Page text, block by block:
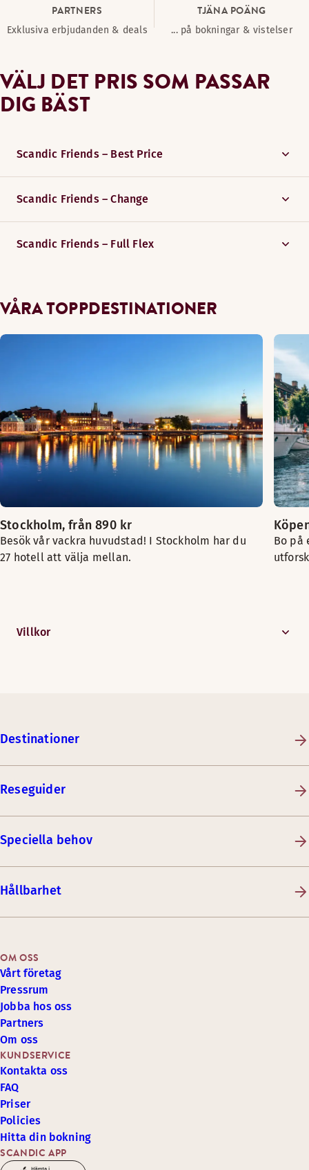
PARTNERS
Exklusiva erbjudanden & deals
TJÄNA POÄNG
... på bokningar & vistelser
VÄLJ DET PRIS SOM PASSAR
DIG BÄST
Scandic Friends – Best Price
Scandic Friends – Change
Scandic Friends – Full Flex
VÅRA TOPPDESTINATIONER
Stockholm, från 890 kr
Besök vår vackra huvudstad! I Stockholm har du
27 hotell att välja mellan.
Bo på
Villkor
Destinationer
Reseguider
Speciella behov
Hållbarhet
SCANDIC APP
KUNDSERVICE
Kontakta oss
FAQ
Priser
Policies
Hitta din bokning
OM OSS
Vårt företag
Pressrum
Jobba hos oss
Partners
Om oss